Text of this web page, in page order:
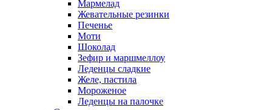
Мармелад
Жевательные резинки
Печенье
Моти
Шоколад
Зефир и маршмеллоу
Леденцы сладкие
Желе, пастила
Мороженое
Леденцы на палочке